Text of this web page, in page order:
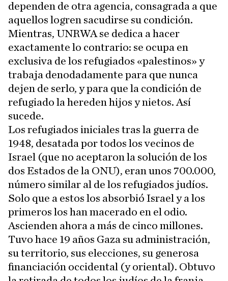
dependen de otra agencia, consagrada a que
aquellos logren sacudirse su condición.
Mientras, UNRWA se dedica a hacer
exactamente lo contrario: se ocupa en
exclusiva de los refugiados «palestinos» y
trabaja denodadamente para que nunca
dejen de serlo, y para que la condición de
refugiado la hereden hijos y nietos. Así
sucede.
Los refugiados iniciales tras la guerra de
1948, desatada por todos los vecinos de
Israel (que no aceptaron la solución de los
dos Estados de la ONU), eran unos 700.000,
número similar al de los refugiados judíos.
Solo que a estos los absorbió Israel y a los
primeros los han macerado en el odio.
Ascienden ahora a más de cinco millones.
Tuvo hace 19 años Gaza su administración,
su territorio, sus elecciones, su generosa
financiación occidental (y oriental). Obtuvo